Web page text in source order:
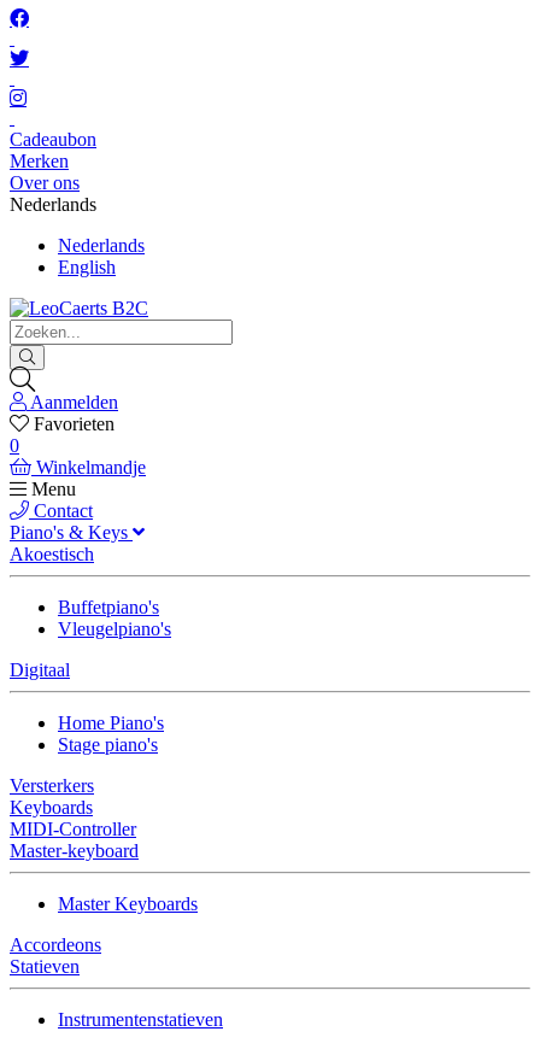
Cadeaubon
Merken
Over ons
Nederlands
Nederlands
English
Aanmelden
Favorieten
0
Winkelmandje
Menu
Contact
Piano's & Keys
Akoestisch
Buffetpiano's
Vleugelpiano's
Digitaal
Home Piano's
Stage piano's
Versterkers
Keyboards
MIDI-Controller
Master-keyboard
Master Keyboards
Accordeons
Statieven
Instrumentenstatieven